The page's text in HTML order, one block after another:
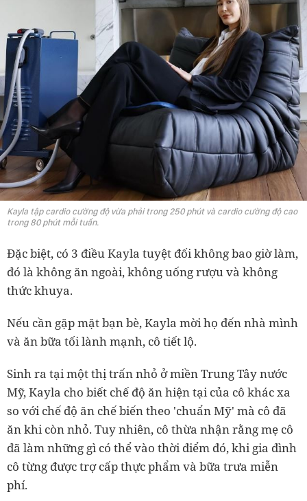
Kayla tập cardio cường độ vừa phải trong 250 phút và cardio cường độ cao
trong 80 phút mỗi tuần.
Đặc biệt, có 3 điều Kayla tuyệt đối không bao giờ làm,
đó là không ăn ngoài, không uống rượu và không
thức khuya.
Nếu cần gặp mặt bạn bè, Kayla mời họ đến nhà mình
và ăn bữa tối lành mạnh, cô tiết lộ.
Sinh ra tại một thị trấn nhỏ ở miền Trung Tây nước
Mỹ, Kayla cho biết chế độ ăn hiện tại của cô khác xa
so với chế độ ăn chế biến theo 'chuẩn Mỹ' mà cô đã
ăn khi còn nhỏ. Tuy nhiên, cô thừa nhận rằng mẹ cô
đã làm những gì có thể vào thời điểm đó, khi gia đình
cô từng được trợ cấp thực phẩm và bữa trưa miễn
phí.